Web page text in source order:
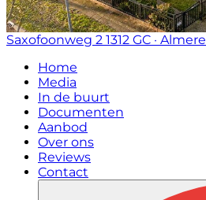
Saxofoonweg 2 1312 GC · Almere
Home
Media
In de buurt
Documenten
Aanbod
Over ons
Reviews
Contact